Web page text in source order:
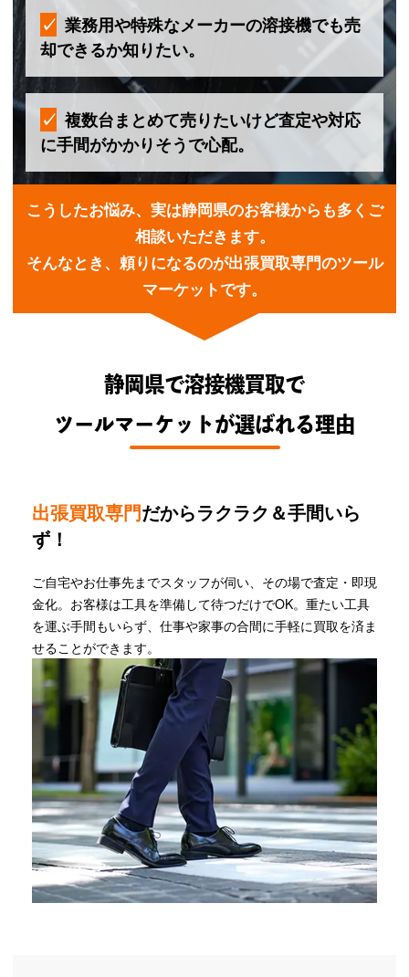
業務用や特殊なメーカーの溶接機でも売
却できるか知りたい。
複数台まとめて売りたいけど査定や対応
に手間がかかりそうで心配。
こうしたお悩み、実は静岡県のお客様からも多くご
相談いただきます。
そんなとき、頼りになるのが出張買取専門のツール
マーケットです。
静岡県で溶接機買取で
ツールマーケットが選ばれる理由
出張買取専門だからラクラク＆手間いら
ず！
ご自宅やお仕事先までスタッフが伺い、その場で査定・即現
金化。お客様は工具を準備して待つだけでOK。重たい工具
を運ぶ手間もいらず、仕事や家事の合間に手軽に買取を済ま
せることができます。